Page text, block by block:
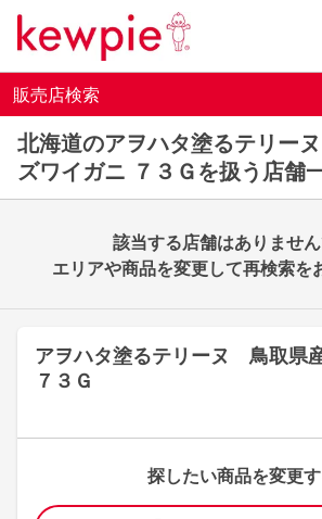
販売店検索
北海道のアヲハタ塗るテリー
ズワイガニ ７３Ｇを扱う店舗
アヲハタ塗るテリーヌ 鳥取県
７３Ｇ
探したい商品を変更
該当する店舗はありませ
エリアや商品を変更して再検索を